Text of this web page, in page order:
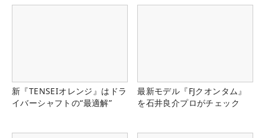
新『TENSEIオレンジ』はドラ
イバーシャフトの“最適解”
最新モデル『FJクオンタム』
を石井良介プロがチェック